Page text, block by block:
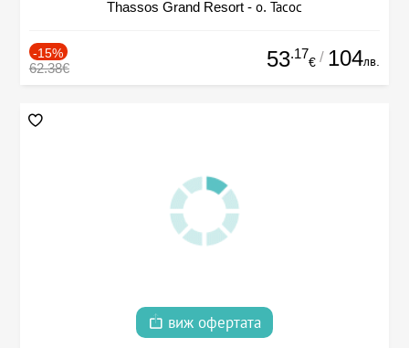
Thassos Grand Resort - о. Тасос
-15%
62.38€ 53.17
€ / 104лв.
виж офертата